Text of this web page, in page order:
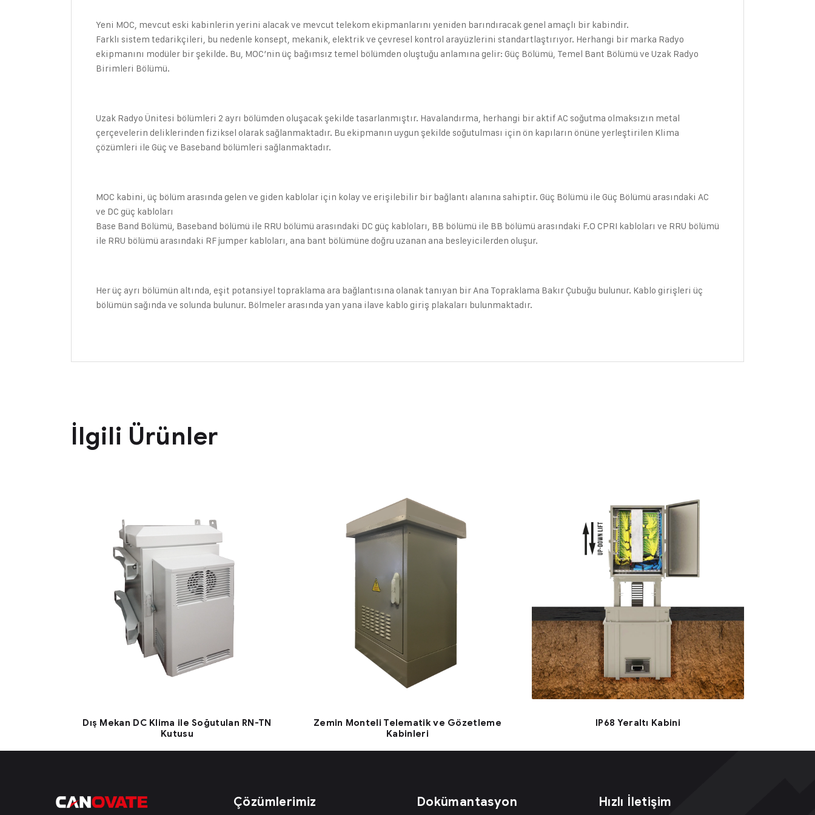
Yeni MOC, mevcut eski kabinlerin yerini alacak ve mevcut telekom ekipmanlarını yeniden barındıracak genel amaçlı bir kabindir.
Farklı sistem tedarikçileri, bu nedenle konsept, mekanik, elektrik ve çevresel kontrol arayüzlerini standartlaştırıyor. Herhangi bir marka Radyo
ekipmanını modüler bir şekilde. Bu, MOC’nin üç bağımsız temel bölümden oluştuğu anlamına gelir: Güç Bölümü, Temel Bant Bölümü ve Uzak Radyo
Birimleri Bölümü.
Uzak Radyo Ünitesi bölümleri 2 ayrı bölümden oluşacak şekilde tasarlanmıştır. Havalandırma, herhangi bir aktif AC soğutma olmaksızın metal
çerçevelerin deliklerinden fiziksel olarak sağlanmaktadır. Bu ekipmanın uygun şekilde soğutulması için ön kapıların önüne yerleştirilen Klima
çözümleri ile Güç ve Baseband bölümleri sağlanmaktadır.
MOC kabini, üç bölüm arasında gelen ve giden kablolar için kolay ve erişilebilir bir bağlantı alanına sahiptir. Güç Bölümü ile Güç Bölümü arasındaki AC
ve DC güç kabloları
Base Band Bölümü, Baseband bölümü ile RRU bölümü arasındaki DC güç kabloları, BB bölümü ile BB bölümü arasındaki F.O CPRI kabloları ve RRU bölümü
ile RRU bölümü arasındaki RF jumper kabloları, ana bant bölümüne doğru uzanan ana besleyicilerden oluşur.
Her üç ayrı bölümün altında, eşit potansiyel topraklama ara bağlantısına olanak tanıyan bir Ana Topraklama Bakır Çubuğu bulunur. Kablo girişleri üç
bölümün sağında ve solunda bulunur. Bölmeler arasında yan yana ilave kablo giriş plakaları bulunmaktadır.
İlgili Ürünler
Dış Mekan DC Klima ile Soğutulan RN-TN
Kutusu
Zemin Monteli Telematik ve Gözetleme
Kabinleri
IP68 Yeraltı Kabini
Çözümlerimiz Dokümantasyon Hızlı İletişim